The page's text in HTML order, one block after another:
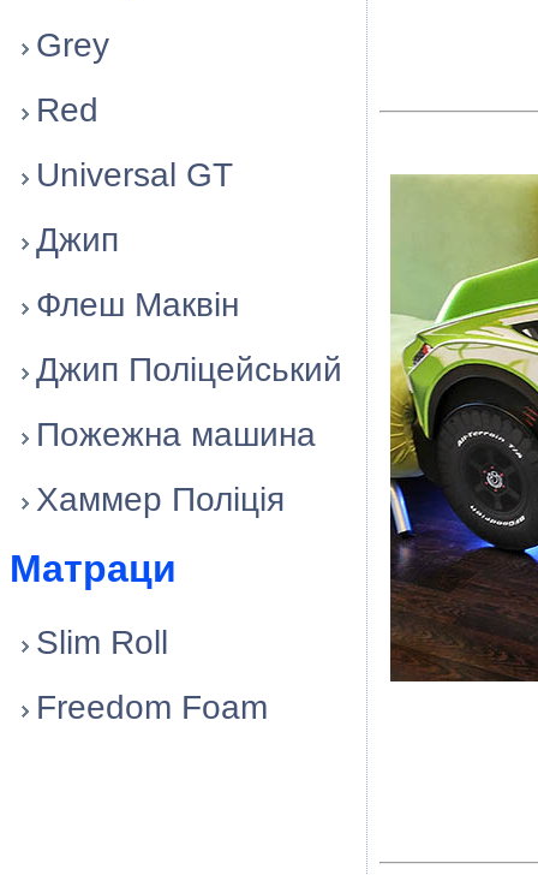
Grey
Red
Universal GT
Джип
Флеш Маквiн
Джип Поліцейський
Пожежна машина
Хаммер Поліція
Матраци
Slim Roll
Freedom Foam